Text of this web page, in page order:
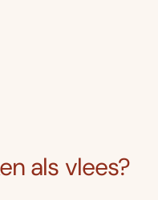
als vlees?